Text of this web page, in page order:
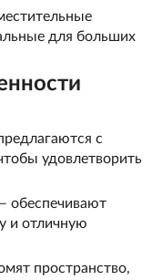
для больших
с
удовлетворить
обеспечивают
и отличную
пространство,